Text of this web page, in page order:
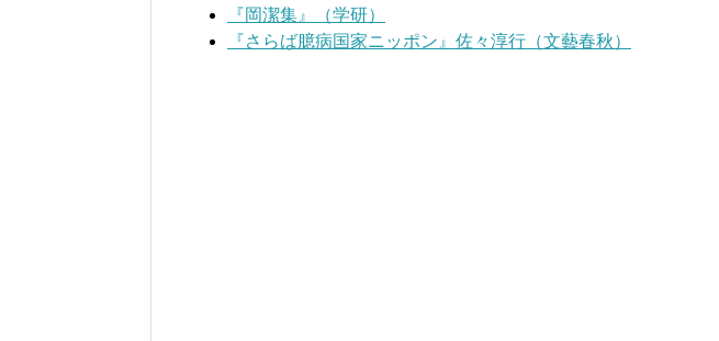
『岡潔集』（学研）
『さらば臆病国家ニッポン』佐々淳行（文藝春秋）